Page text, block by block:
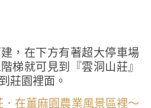
，在下方有著超大停車場
梯就可見到『雲洞山莊』
莊園裡面。